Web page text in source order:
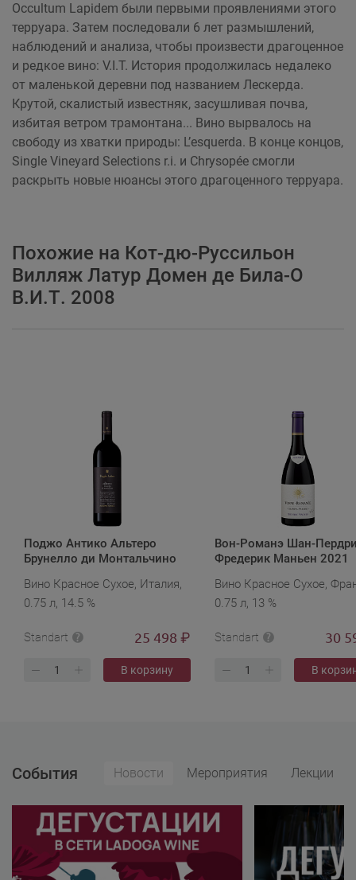
Occultum Lapidem были первыми проявлениями этого
терруара. Затем последовали 6 лет размышлений,
наблюдений и анализа, чтобы произвести драгоценное
и редкое вино: V.I.T. История продолжилась недалеко
от маленькой деревни под названием Лескерда.
Крутой, скалистый известняк, засушливая почва,
избитая ветром трамонтана... Вино вырвалось на
свободу из хватки природы: L’esquerda. В конце концов,
Single Vineyard Selections r.i. и Chrysopée смогли
раскрыть новые нюансы этого драгоценного терруара.
Похожие на Кот-дю-Руссильон
Вилляж Латур Домен де Била-О
В.И.Т. 2008
Поджо Антико Альтеро
Брунелло ди Монтальчино
Вино Красное Сухое, Италия,
0.75 л, 14.5 %
Standart 25 498 ₽
В корзину
Вон-Романэ Шан-
Фредерик Маньен 2021
Вино Красное Сухое,
0.75 л, 13 %
Standart 30
В
События Новости Мероприятия Лекции